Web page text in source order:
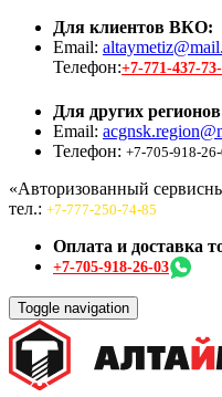
Для клиентов ВКО:
Email:
Телефон:+7-771-437-
Для других
Email:
Телефон: +7-705-918-
«Авторизованный
тел.: +7-777-250-74-85
Оплата и доставка
+7-705-918-26-03
Toggle navigation